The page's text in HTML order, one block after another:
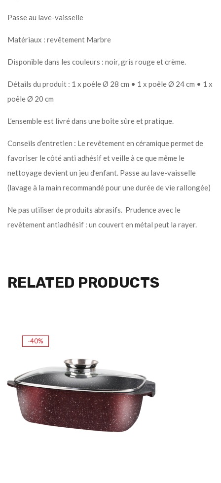
Passe au lave-vaisselle
Matériaux : revêtement Marbre
Disponible dans les couleurs : noir, gris rouge et crème.
Détails du produit : 1 x poêle Ø 28 cm • 1 x poêle Ø 24 cm • 1 x
poêle Ø 20 cm
L’ensemble est livré dans une boîte sûre et pratique.
Conseils d’entretien : Le revêtement en céramique permet de
favoriser le côté anti adhésif et veille à ce que même le
nettoyage devient un jeu d’enfant. Passe au lave-vaisselle
(lavage à la main recommandé pour une durée de vie rallongée)
Ne pas utiliser de produits abrasifs. Prudence avec le
revêtement antiadhésif : un couvert en métal peut la rayer.
RELATED PRODUCTS
-40%